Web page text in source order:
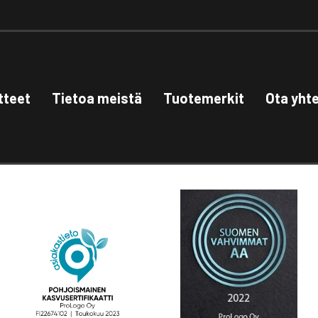
Tietoa meistä Tuotemerkit Ota